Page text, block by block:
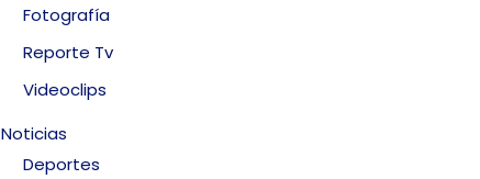
Fotografía
Reporte Tv
Videoclips
Noticias
Deportes